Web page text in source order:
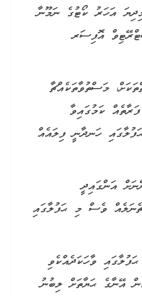
އަހަރު ކޯޓުގެ ނަމޫނާ
އޮފިސަރ
މަސްތުވާތަކެއްޗާ
ކަމުގައިވާ
ހަނދާނީ ފިލައެއް
އަންގައިދީ
ވެސް މި ޙަފުލާގައި
ވާހަކަދެއްކެވި
އޭނާގެ ޙަޔާތަށް ލިބުނު